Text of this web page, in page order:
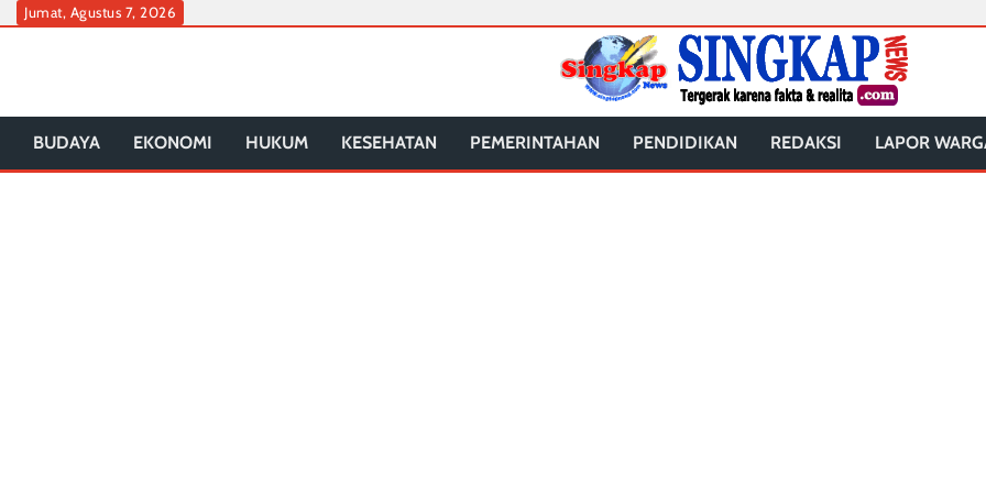
SkipJumat, Agustus 7, 2026
BUDAYA EKONOMI HUKUM KESEHATAN PEMERINTAHAN PENDIDIKAN REDAKSI LAPOR